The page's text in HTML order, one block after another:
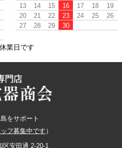
13
14 15 16 17 18
19
20
21 22 23 24 25
26
27
28 29 30
業日です
をサポート
フ募集中です ）
安田通 2-20-1